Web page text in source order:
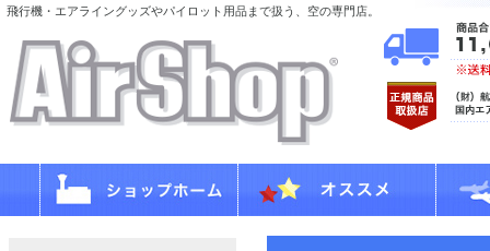
飛行機・エアライングッズやパイロット用品まで扱う、空の専門店。